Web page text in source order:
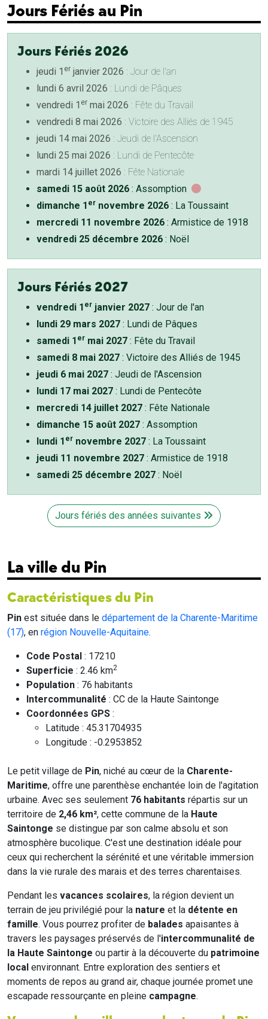
Jours Fériés au Pin
Jours Fériés 2026
jeudi 1 er janvier 2026 : Jour de l'an
lundi 6 avril 2026 : Lundi de Pâques
vendredi 1 er mai 2026 : Fête du Travail
vendredi 8 mai 2026 : Victoire des Alliés de 1945
jeudi 14 mai 2026 : Jeudi de l'Ascension
lundi 25 mai 2026 : Lundi de Pentecôte
mardi 14 juillet 2026 : Fête Nationale
samedi 15 août 2026 : Assomption
dimanche 1 er novembre 2026 : La Toussaint
mercredi 11 novembre 2026 : Armistice de 1918
vendredi 25 décembre 2026 : Noël
Jours Fériés 2027
vendredi 1 er janvier 2027 : Jour de l'an
lundi 29 mars 2027 : Lundi de Pâques
samedi 1 er mai 2027 : Fête du Travail
samedi 8 mai 2027 : Victoire des Alliés de 1945
jeudi 6 mai 2027 : Jeudi de l'Ascension
lundi 17 mai 2027 : Lundi de Pentecôte
mercredi 14 juillet 2027 : Fête Nationale
dimanche 15 août 2027 : Assomption
lundi 1 er novembre 2027 : La Toussaint
jeudi 11 novembre 2027 : Armistice de 1918
samedi 25 décembre 2027 : Noël
Jours fériés des années suivantes
La ville du Pin
Caractéristiques du Pin
Pin est située dans le département de la Charente-Maritime
(17), en région Nouvelle-Aquitaine.
Code Postal : 17210
Superficie : 2.46 km2
Population : 76 habitants
Intercommunalité : CC de la Haute Saintonge
Coordonnées GPS :
Latitude : 45.31704935
Longitude : -0.2953852
Le petit village de Pin, niché au cœur de la Charente-
Maritime, offre une parenthèse enchantée loin de l'agitation
urbaine. Avec ses seulement 76 habitants répartis sur un
territoire de 2,46 km², cette commune de la Haute
Saintonge se distingue par son calme absolu et son
atmosphère bucolique. C'est une destination idéale pour
ceux qui recherchent la sérénité et une véritable immersion
dans la vie rurale des marais et des terres charentaises.
Pendant les vacances scolaires, la région devient un
terrain de jeu privilégié pour la nature et la détente en
famille. Vous pourrez profiter de balades apaisantes à
travers les paysages préservés de l'intercommunalité de
la Haute Saintonge ou partir à la découverte du patrimoine
local environnant. Entre exploration des sentiers et
moments de repos au grand air, chaque journée promet une
escapade ressourçante en pleine campagne.